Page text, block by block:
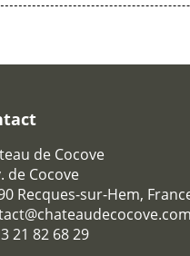
de Cocove
de Cocove
Recques-sur-Hem,
21 82 68 29